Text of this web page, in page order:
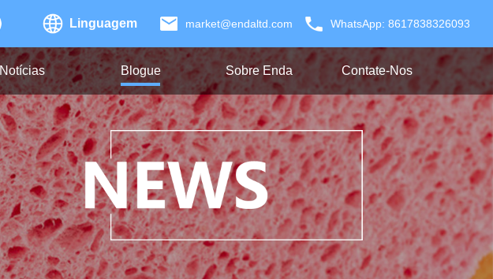
Linguagem market@endaltd.com WhatsApp: 8617838326093
Notícias Blogue Sobre Enda Contate-Nos